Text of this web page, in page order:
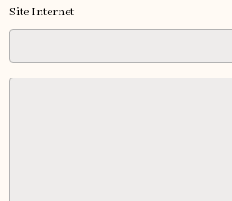
Site Internet